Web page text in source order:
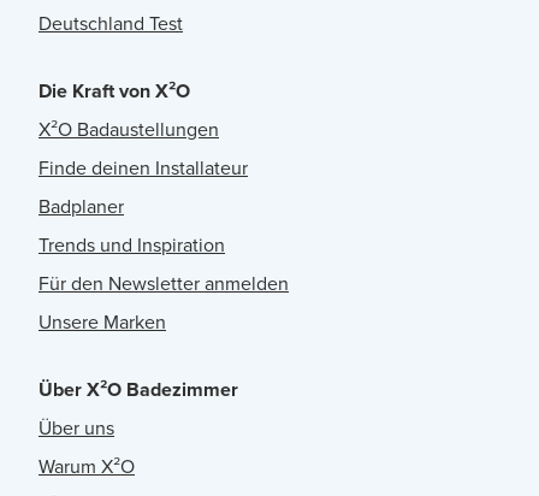
Deutschland Test
Die Kraft von X²O
X²O Badaustellungen
Finde deinen Installateur
Badplaner
Trends und Inspiration
Für den Newsletter anmelden
Unsere Marken
Über X²O Badezimmer
Über uns
Warum X²O